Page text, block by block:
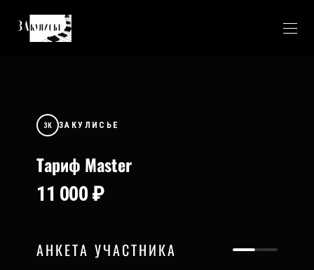
ЗК ЗАКУЛИСЬЕ
Тариф Master
11 000 ₽
АНКЕТА УЧАСТНИКА